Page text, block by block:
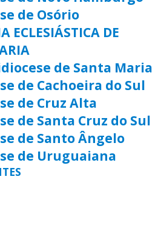
de Osório
ECLESIÁSTICA DE
de Santa Maria
de Cachoeira do Sul
de Cruz Alta
de Santa Cruz do Sul
de Santo Ângelo
de Uruguaiana